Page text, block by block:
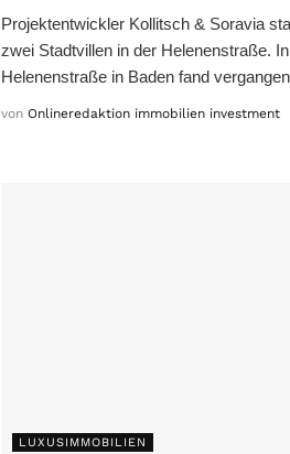
Projektentwickler Kollitsch & Soravia
zwei Stadtvillen in der Helenenstraße.
Helenenstraße in Baden fand
von Onlineredaktion immobilien investment
LUXUSIMMOBILIEN